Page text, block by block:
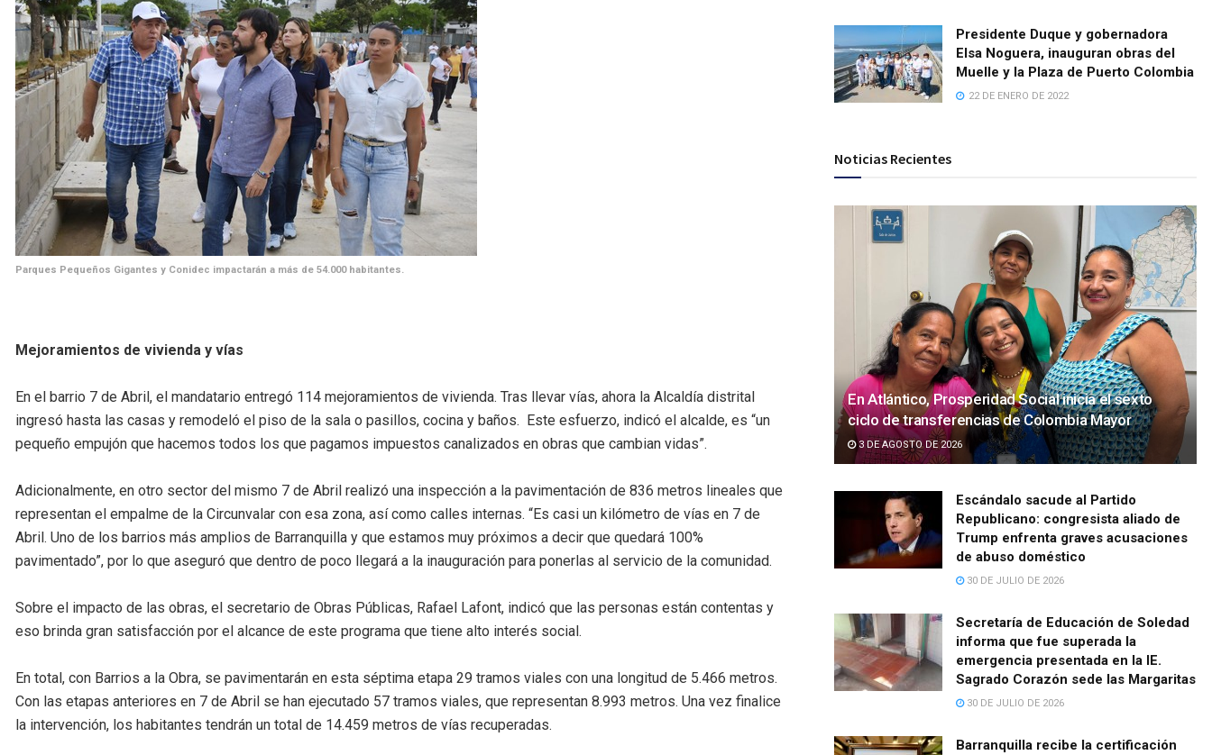
Parques Pequeños Gigantes y Conidec impactarán a más de 54.000 habitantes.
Mejoramientos de vivienda y vías
En el barrio 7 de Abril, el mandatario entregó 114 mejoramientos de vivienda. Tras llevar vías, ahora la Alcaldía distrital
ingresó hasta las casas y remodeló el piso de la sala o pasillos, cocina y baños. Este esfuerzo, indicó el alcalde, es “un
pequeño empujón que hacemos todos los que pagamos impuestos canalizados en obras que cambian vidas”.
Adicionalmente, en otro sector del mismo 7 de Abril realizó una inspección a la pavimentación de 836 metros lineales que
representan el empalme de la Circunvalar con esa zona, así como calles internas. “Es casi un kilómetro de vías en 7 de
Abril. Uno de los barrios más amplios de Barranquilla y que estamos muy próximos a decir que quedará 100%
pavimentado”, por lo que aseguró que dentro de poco llegará a la inauguración para ponerlas al servicio de la comunidad.
Sobre el impacto de las obras, el secretario de Obras Públicas, Rafael Lafont, indicó que las personas están contentas y
eso brinda gran satisfacción por el alcance de este programa que tiene alto interés social.
En total, con Barrios a la Obra, se pavimentarán en esta séptima etapa 29 tramos viales con una longitud de 5.466 metros.
Con las etapas anteriores en 7 de Abril se han ejecutado 57 tramos viales, que representan 8.993 metros. Una vez finalice
la intervención, los habitantes tendrán un total de 14.459 metros de vías recuperadas.
Presidente Duque y gobernadora
Elsa Noguera, inauguran obras del
Muelle y la Plaza de Puerto Colombia
22 DE ENERO DE 2022
Noticias Recientes
En Atlántico, Prosperidad Social inicia el sexto
ciclo de transferencias de Colombia Mayor
3 DE AGOSTO DE 2026
Escándalo sacude al Partido
Republicano: congresista aliado de
Trump enfrenta graves acusaciones
de abuso doméstico
30 DE JULIO DE 2026
Secretaría de Educación de Soledad
informa que fue superada la
emergencia presentada en la IE.
Sagrado Corazón sede las Margaritas
30 DE JULIO DE 2026
Barranquilla recibe la certificación